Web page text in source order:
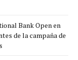
Bank Open en
de la campaña de